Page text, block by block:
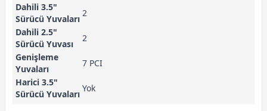
Dahili 3.5"
Sürücü Yuvaları
2
Dahili 2.5"
Sürücü Yuvası
2
Genişleme
Yuvaları
7 PCI
Harici 3.5"
Sürücü Yuvaları
Yok